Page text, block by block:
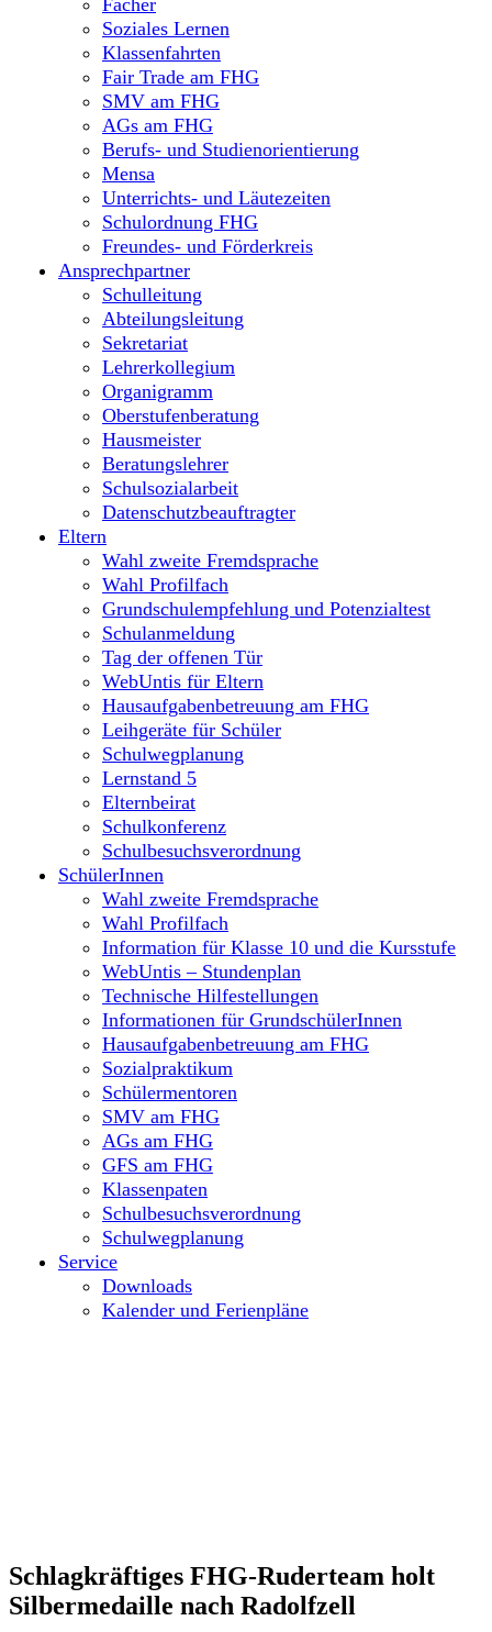
Fächer
Soziales Lernen
Klassenfahrten
Fair Trade am FHG
SMV am FHG
AGs am FHG
Berufs- und Studienorientierung
Mensa
Unterrichts- und Läutezeiten
Schulordnung FHG
Freundes- und Förderkreis
Ansprechpartner
Schulleitung
Abteilungsleitung
Sekretariat
Lehrerkollegium
Organigramm
Oberstufenberatung
Hausmeister
Beratungslehrer
Schulsozialarbeit
Datenschutzbeauftragter
Eltern
Wahl zweite Fremdsprache
Wahl Profilfach
Grundschulempfehlung und Potenzialtest
Schulanmeldung
Tag der offenen Tür
WebUntis für Eltern
Hausaufgabenbetreuung am FHG
Leihgeräte für Schüler
Schulwegplanung
Lernstand 5
Elternbeirat
Schulkonferenz
Schulbesuchsverordnung
SchülerInnen
Wahl zweite Fremdsprache
Wahl Profilfach
Information für Klasse 10 und die Kursstufe
WebUntis – Stundenplan
Technische Hilfestellungen
Informationen für GrundschülerInnen
Hausaufgabenbetreuung am FHG
Sozialpraktikum
Schülermentoren
SMV am FHG
AGs am FHG
GFS am FHG
Klassenpaten
Schulbesuchsverordnung
Schulwegplanung
Service
Downloads
Kalender und Ferienpläne
Schlagkräftiges FHG-Ruderteam holt
Silbermedaille nach Radolfzell